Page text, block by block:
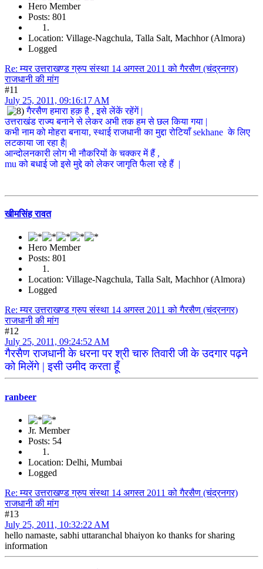
Hero Member
Posts: 801
Location: Village-Nagchula, Talla Salt, Machhor (Almora)
Logged
Re: म्यर उत्तराखण्ड ग्रुप संस्था 14 अगस्त 2011 को गैरसैण (चंद्रनगर)
राजधानी की मांग
#11
July 25, 2011, 09:16:17 AM
गैरसैण हमारा हक़ है , इसे लेंकें रहेंगें |
उत्तराखंड राज्य बनाने से लेकर अभी तक हम से छल किया गया |
कभी नाम को मोहरा बनाया, स्थाई राजधानी का मुद्दा रोटियाँ sekhane के लिए
लटकाया जा रहा है|
आन्दोलनकारी लोग भी नौकरियों के चक्कर में हैं ,
mu को बधाई जो इसे मुद्दे को लेकर जागृति फैला रहे हैं |
खीमसिंह रावत
Hero Member
Posts: 801
Location: Village-Nagchula, Talla Salt, Machhor (Almora)
Logged
Re: म्यर उत्तराखण्ड ग्रुप संस्था 14 अगस्त 2011 को गैरसैण (चंद्रनगर)
राजधानी की मांग
#12
July 25, 2011, 09:24:52 AM
गैरसैण राजधानी के धरना पर श्री चारु तिवारी जी के उदगार पढ़ने
को मिलेंगे | इसी उमीद करता हूँ
ranbeer
Jr. Member
Posts: 54
Location: Delhi, Mumbai
Logged
Re: म्यर उत्तराखण्ड ग्रुप संस्था 14 अगस्त 2011 को गैरसैण (चंद्रनगर)
राजधानी की मांग
#13
July 25, 2011, 10:32:22 AM
hello namaste, sabhi uttaranchal bhaiyon ko thanks for sharing
information